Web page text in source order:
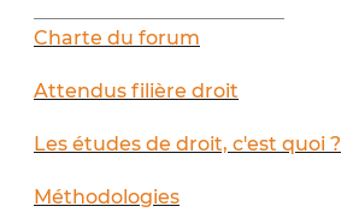
Charte du forum
Attendus filière droit
Les études de droit, c'est quoi ?
Méthodologies